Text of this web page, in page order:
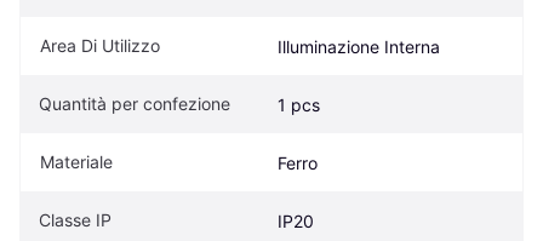
Area Di Utilizzo Illuminazione Interna
Quantità per confezione 1 pcs
Materiale Ferro
Classe IP IP20